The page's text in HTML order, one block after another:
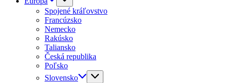
Spojené kráľovstvo
Francúzsko
Nemecko
Rakúsko
Taliansko
Česká republika
Poľsko
Slovensko